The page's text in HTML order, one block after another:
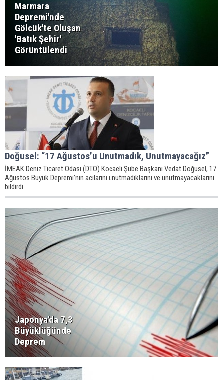
Marmara
Depremi'nde
Gölcük'te Oluşan
'Batık Şehir'
Görüntülendi
Doğusel: “17 Ağustos’u Unutmadık, Unutmayacağız”
İMEAK Deniz Ticaret Odası (DTO) Kocaeli Şube Başkanı Vedat Doğusel, 17
Ağustos Büyük Depremi’nin acılarını unutmadıklarını ve unutmayacaklarını
bildirdi.
Japonya'da 7,3
Büyüklüğünde
Deprem